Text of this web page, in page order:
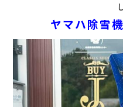
ヤマハ除雪